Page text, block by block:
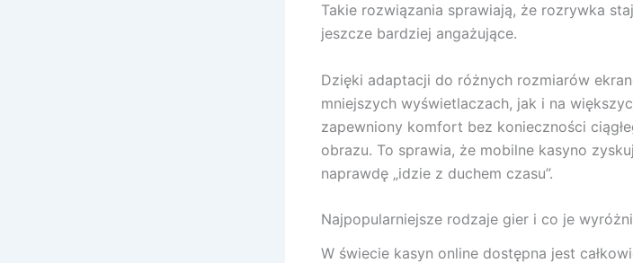
Takie rozwiązania sprawiają, że rozrywka
jeszcze bardziej angażujące.
Dzięki adaptacji do różnych rozmiarów
mniejszych wyświetlaczach, jak i na
zapewniony komfort bez konieczności
obrazu. To sprawia, że mobilne kasyno
naprawdę „idzie z duchem czasu”.
Najpopularniejsze rodzaje gier i co je
W świecie kasyn online dostępna jest